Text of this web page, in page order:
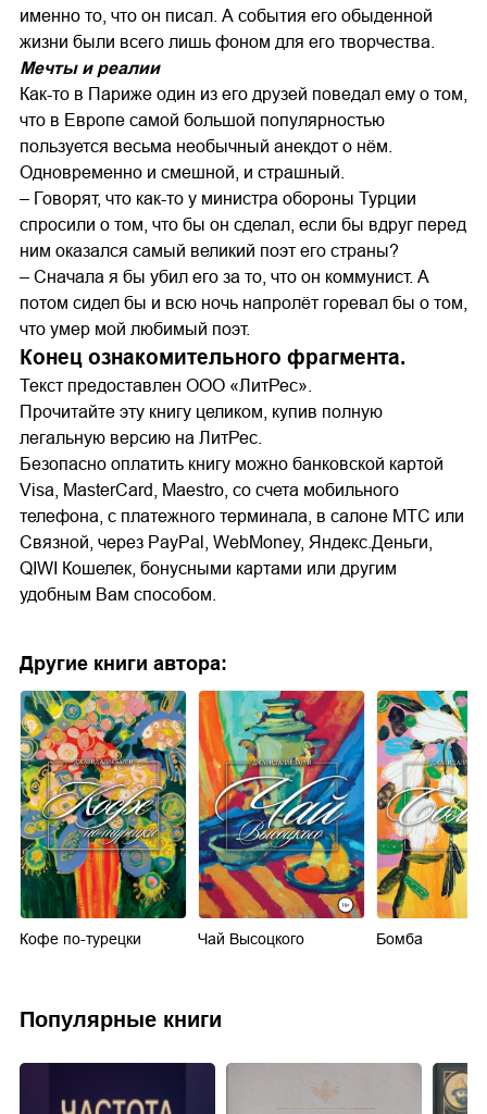
именно то, что он писал. А события его обыденной
жизни были всего лишь фоном для его творчества.
Мечты и реалии
Как-то в Париже один из его друзей поведал ему о том,
что в Европе самой большой популярностью
пользуется весьма необычный анекдот о нём.
Одновременно и смешной, и страшный.
– Говорят, что как-то у министра обороны Турции
спросили о том, что бы он сделал, если бы вдруг перед
ним оказался самый великий поэт его страны?
– Сначала я бы убил его за то, что он коммунист. А
потом сидел бы и всю ночь напролёт горевал бы о том,
что умер мой любимый поэт.
Конец ознакомительного фрагмента.
Текст предоставлен ООО «ЛитРес».
Прочитайте эту книгу целиком, купив полную
легальную версию на ЛитРес.
Безопасно оплатить книгу можно банковской картой
Visa, MasterCard, Maestro, со счета мобильного
телефона, с платежного терминала, в салоне МТС или
Связной, через PayPal, WebMoney, Яндекс.Деньги,
QIWI Кошелек, бонусными картами или другим
удобным Вам способом.
Другие книги автора:
Кофе по-турецки Чай Высоцкого Бомба
Популярные книги